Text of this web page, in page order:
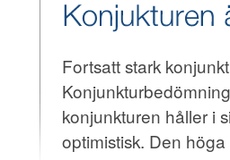
Fortsatt stark
konjunkturen håller i
optimistisk. Den